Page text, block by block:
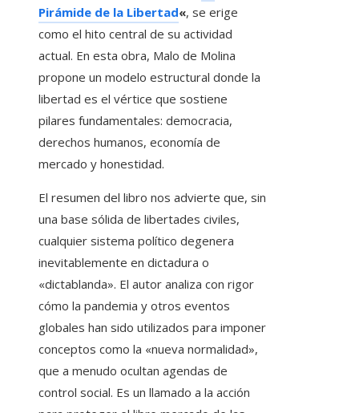
Pirámide de la Libertad«, se erige
como el hito central de su actividad
actual. En esta obra, Malo de Molina
propone un modelo estructural donde la
libertad es el vértice que sostiene
pilares fundamentales: democracia,
derechos humanos, economía de
mercado y honestidad.
El resumen del libro nos advierte que, sin
una base sólida de libertades civiles,
cualquier sistema político degenera
inevitablemente en dictadura o
«dictablanda». El autor analiza con rigor
cómo la pandemia y otros eventos
globales han sido utilizados para imponer
conceptos como la «nueva normalidad»,
que a menudo ocultan agendas de
control social. Es un llamado a la acción